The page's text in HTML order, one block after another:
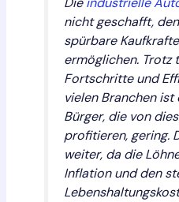
nicht geschafft,
spürbare
ermöglichen. Trotz
Fortschritte und
vielen Branchen
Bürger, die von
profitieren, gering.
weiter, da die
Inflation und den